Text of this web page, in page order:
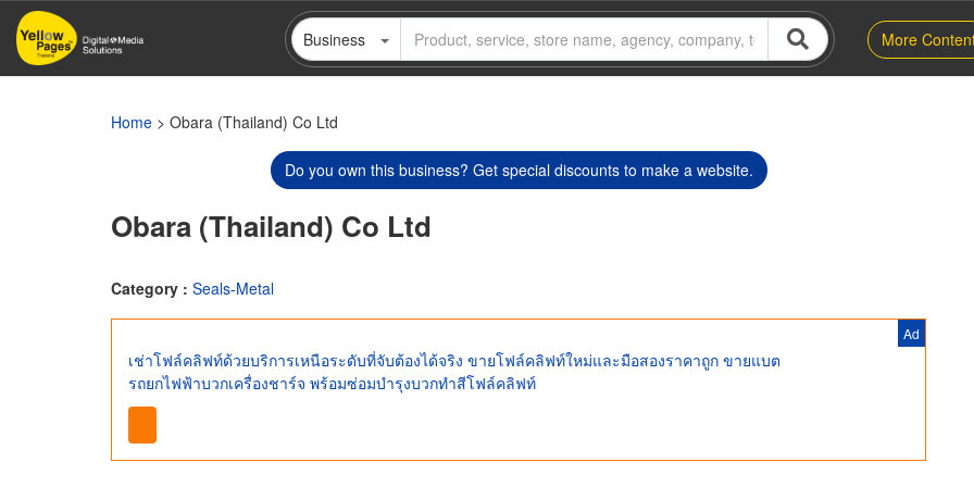
Skip
main
Business More
Home > Obara (Thailand) Co Ltd
Do you own this business? Get special discounts to make a website.
Obara (Thailand) Co Ltd
Category : Seals-Metal
Ad
เช่าโฟล์คลิฟท์ด้วยบริการเหนือระดับที่จับต้องได้จริง ขายโฟล์คลิฟท์ใหม่และมือสองราคาถูก ขายแบต
รถยกไฟฟ้าบวกเครื่องชาร์จ พร้อมซ่อมบำรุงบวกทำสีโฟล์คลิฟท์